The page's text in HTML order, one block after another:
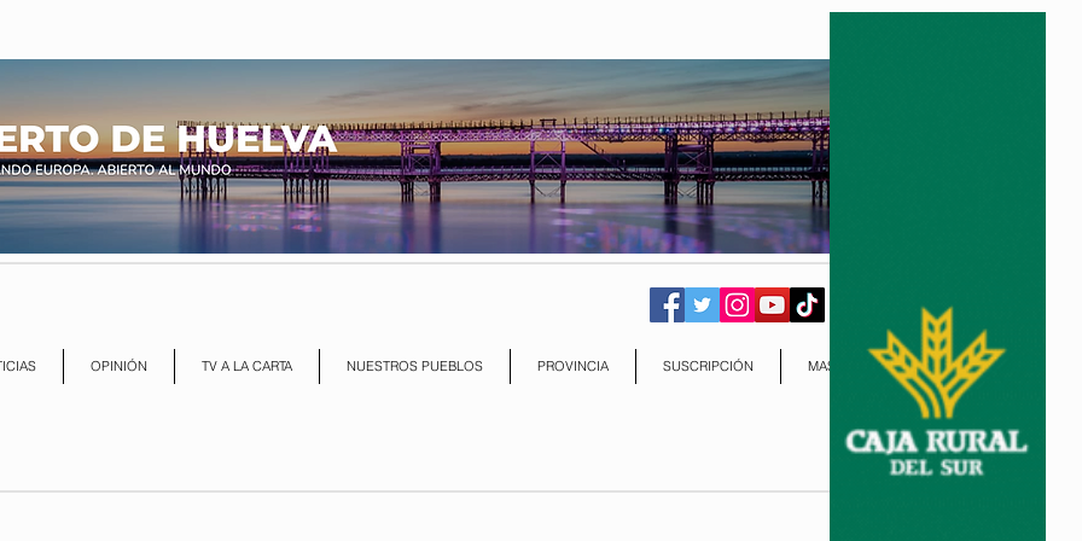
OPINIÓN TV A LA CARTA NUESTROS PUEBLOS PROVINCIA SUSCRIPCIÓN MAS